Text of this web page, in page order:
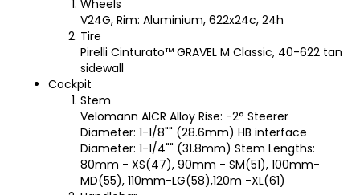
Wheels
V24G, Rim: Aluminium, 622x24c, 24h
Tire
Pirelli Cinturato™ GRAVEL M Classic, 40-622 tan
sidewall
Cockpit
Stem
Velomann AICR Alloy Rise: -2° Steerer
Diameter: 1-1/8"" (28.6mm) HB interface
Diameter: 1-1/4"" (31.8mm) Stem Lengths:
80mm - XS(47), 90mm - SM(51), 100mm-
MD(55), 110mm-LG(58),120m -XL(61)